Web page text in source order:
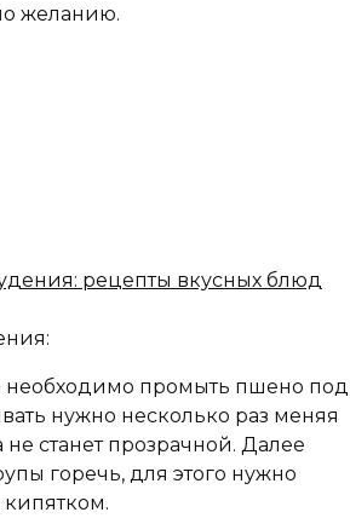
желанию.
рецепты вкусных блюд
необходимо промыть пшено под
нужно несколько раз меняя
не станет прозрачной. Далее
горечь, для этого нужно